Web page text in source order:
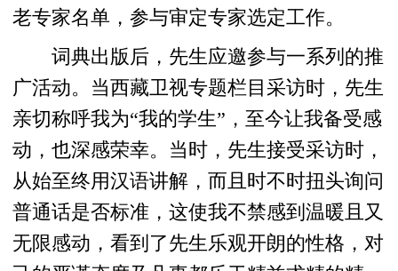
老专家名单，参与审定专家选定工作。
词典出版后，先生应邀参与一系列的推
广活动。当西藏卫视专题栏目采访时，先生
亲切称呼我为“我的学生”，至今让我备受感
动，也深感荣幸。当时，先生接受采访时，
从始至终用汉语讲解，而且时不时扭头询问
普通话是否标准，这使我不禁感到温暖且又
无限感动，看到了先生乐观开朗的性格，对